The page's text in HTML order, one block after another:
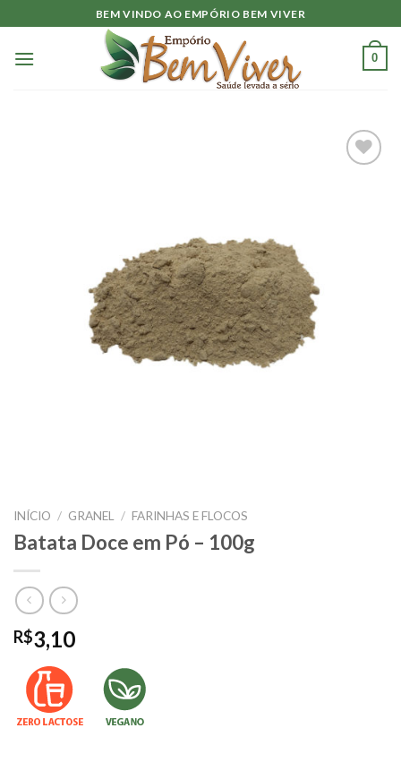
to
content
BEM VINDO AO EMPÓRIO BEM VIVER
0
INÍCIO / GRANEL / FARINHAS E FLOCOS
Batata Doce em Pó – 100g
R$3,10